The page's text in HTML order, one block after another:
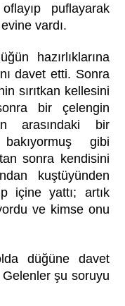
puflayarak
vardı.
hazırlıklarına
davet etti. Sonra
sırıtkan kellesini
bir çelengin
arasındaki bir
gibi
sonra kendisini
kuştüyünden
içine yattı; artık
ve kimse onu
düğüne davet
Gelenler şu soruyu